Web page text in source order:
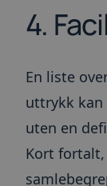
4.
En liste
uttrykk
uten en
Kort fortalt,